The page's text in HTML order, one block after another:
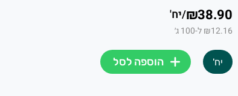
עבורכם:
₪38.90
/יח'
₪12.16 ל-100 ג׳
יח' הוספה לסל